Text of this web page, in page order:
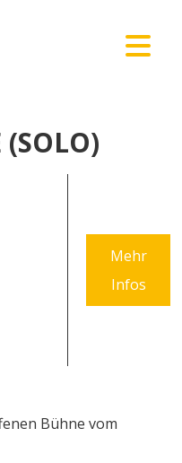
Mehr
Infos
Bühne vom